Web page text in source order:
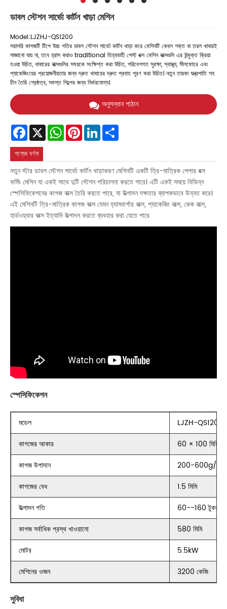
ডাবল স্টেশন সার্ভো কার্টন খাড়া মেশিন
Model:LJZHJ-QS1200
সরাসরি কাগজটি টিপে উচ্চ গতির ডাবল স্টেশন সার্ভো কার্টন খাড়া করে মেশিনটি কেবল শক্ত বা তরল খাবারই
সাজানো যায় না, তবে হ্রাস করাও traditional তিহ্যবাহী পেস্ট বক্স মেশিন বাক্সগুলি এর উন্মুক্ত ক্রিয়া
হওয়া উচিত, খাবারের বাক্সগুলির সময়কে সংক্ষিপ্ত করা উচিত, পরিবেশগত সুরক্ষা, স্বাস্থ্য, সীলমোহর এবং
প্যাকেজিংয়ের প্রয়োজনীয়তার জন্য দ্রুত খাবারের দ্রুত প্রবাহ পূরণ করা উচিত। নতুন তারকা যন্ত্রপাতি সহ
চীন তৈরি শ্রেষ্ঠত্ব, সমস্ত শিল্পের জন্য নির্ভরযোগ্য।
অনুসন্ধান পাঠান
Facebook
X WhatsAppPinterestLinkedIn
পণ্যের বর্ণনা
নতুন স্টার ডাবল স্টেশন সার্ভো কার্টন খাড়াকরণ মেশিনটি একটি ত্রি-মাত্রিক পেপার বক্স
ফর্মিং মেশিন যা একই সাথে দুটি স্টেশন পরিচালনা করতে পারে। এটি একই সময়ে বিভিন্ন
স্পেসিফিকেশনের কাগজ বাক্স তৈরি করতে পারে, যা উত্পাদন দক্ষতার ব্যাপকভাবে উন্নত করে।
এই মেশিনটি ত্রি-মাত্রিক কাগজ বাক্স যেমন হ্যামবার্গার বাক্স, প্যাকেজিং বাক্স, কেক বাক্স,
হার্ডওয়্যার বাক্স ইত্যাদি উত্পাদন করতে ব্যবহার করা যেতে পারে
স্পেসিফিকেশন
মডেল
LJZH-QS1200
কাগজের আকার
60 × 100 মিমি
কাগজ উপাদান
200-600g/㎡
কাগজের বেধ
1.5 মিমি
উত্পাদন গতি
60--160 টুকরা/
কাগজ সর্বাধিক প্রস্থ খাওয়ানো
580 মিমি
মোটর
5.5kW
মেশিনের ওজন
3200 কেজি
সুবিধা